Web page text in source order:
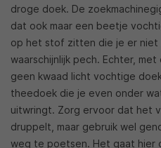
droge doek. De
dat ook maar een beetje
op het stof zitten die je er niet
waarschijnlijk pech. Echter,
geen kwaad licht vochtige
theedoek die je even onder
uitwringt. Zorg ervoor dat het
druppelt, maar gebruik wel
weg te poetsen. Het gaat hier